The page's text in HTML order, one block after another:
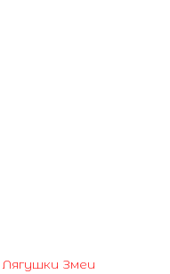
Лягушки Змеи